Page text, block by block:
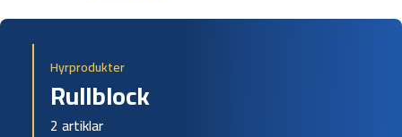
Hyrprodukter
Rullblock
2 artiklar